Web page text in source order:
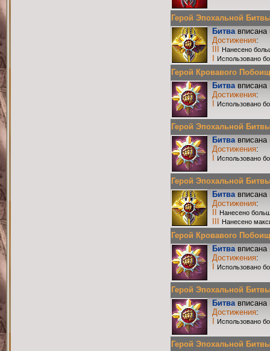
Герой Эпохальной
Битвавписана
Достижения:
Нанесено
Использовано
Герой Кровавого
Битвавписана
Достижения:
Использовано
Герой Эпохальной
Битвавписана
Достижения:
Использовано
Герой Эпохальной
Битвавписана
Достижения:
Нанесено
Нанесено
Герой Кровавого
Битвавписана
Достижения:
Использовано
Герой Эпохальной
Битвавписана
Достижения:
Использовано
Герой Эпохальной